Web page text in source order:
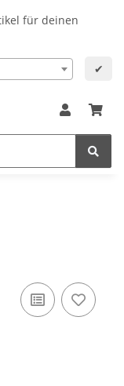
für deinen
✔